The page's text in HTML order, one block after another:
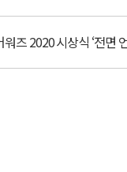
즈 2020 시상식 ‘전면